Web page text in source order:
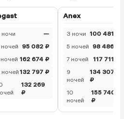
ночи
—
ночей
95 082 ₽
ночей 162 674 ₽
ночей 132 797 ₽
132 269
₽
Anex
3 ночи
100 481 ₽
5 ночей
98 486 ₽
7 ночей
117 711 ₽
9
ночей
134 307
₽
10
ночей
155 740
₽